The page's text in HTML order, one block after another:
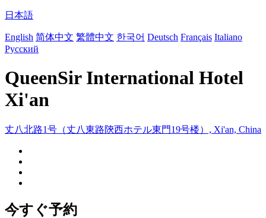
日本語
English 简体中文 繁體中文 한국어 Deutsch Français Italiano
Русский
QueenSir International Hotel
Xi'an
丈八北路1号（丈八東路陝西ホテル東門19号楼）, Xi'an, China
今すぐ予約